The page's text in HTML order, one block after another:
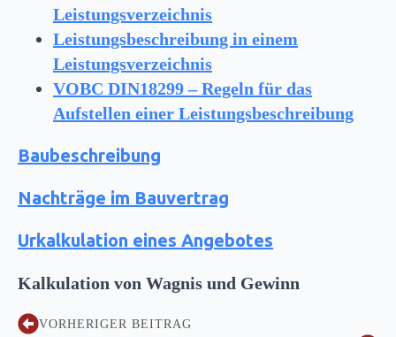
Leistungsverzeichnis
Leistungsbeschreibung in einem
Leistungsverzeichnis
VOBC DIN18299 – Regeln für das
Aufstellen einer Leistungsbeschreibung
Baubeschreibung
Nachträge im Bauvertrag
Urkalkulation eines Angebotes
Kalkulation von Wagnis und Gewinn
VORHERIGER BEITRAG